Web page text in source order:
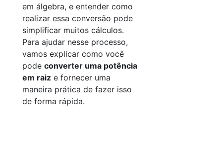
em álgebra, e entender como
realizar essa conversão pode
simplificar muitos cálculos.
Para ajudar nesse processo,
vamos explicar como você
pode converter uma potência
em raiz e fornecer uma
maneira prática de fazer isso
de forma rápida.